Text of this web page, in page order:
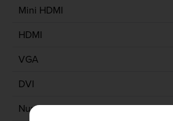
Mini HDMI
HDMI
VGA
DVI
Numeriek toetsenbord